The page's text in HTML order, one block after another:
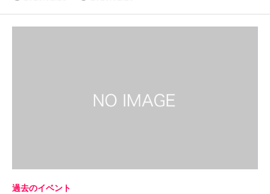
過去のイベント